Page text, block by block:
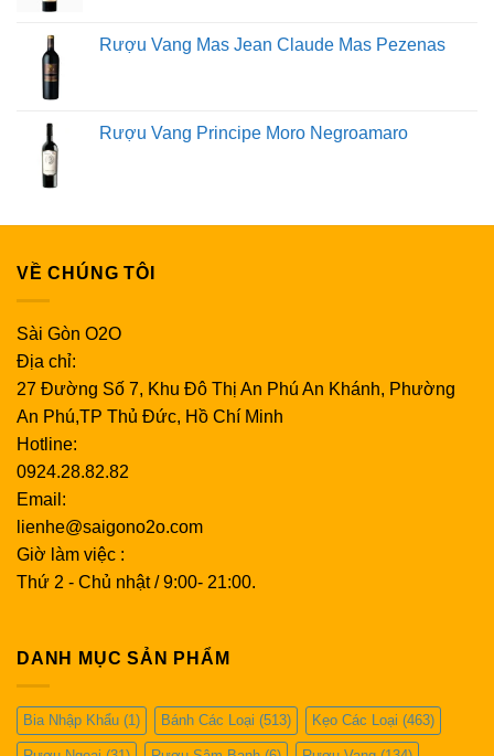
Rượu Vang Mas Jean Claude Mas Pezenas
Rượu Vang Principe Moro Negroamaro
VỀ CHÚNG TÔI
Sài Gòn O2O
Địa chỉ:
27 Đường Số 7, Khu Đô Thị An Phú An Khánh, Phường
An Phú,TP Thủ Đức, Hồ Chí Minh
Hotline:
0924.28.82.82
Email:
lienhe@saigono2o.com
Giờ làm việc :
Thứ 2 - Chủ nhật / 9:00- 21:00.
DANH MỤC SẢN PHẨM
Bia Nhập Khẩu (1) Bánh Các Loại (513) Kẹo Các Loại (463)